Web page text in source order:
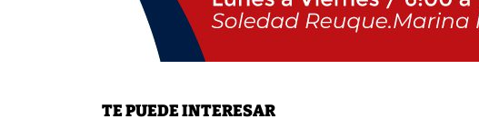
TE PUEDE INTERESAR